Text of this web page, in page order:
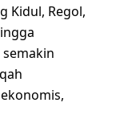
Kidul, Regol,